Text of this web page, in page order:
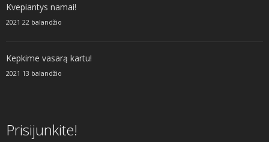
Kvepiantys namai!
2021 22 balandžio
Kepkime vasarą kartu!
2021 13 balandžio
Prisijunkite!